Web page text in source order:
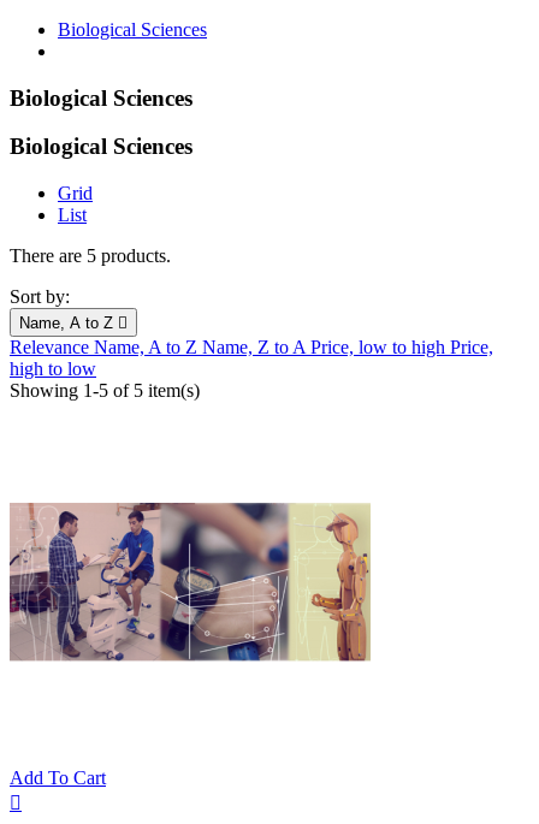
Biological Sciences
Biological Sciences
Biological Sciences
Grid
List
There are 5 products.
Sort by:
Name, A to Z 
Relevance Name, A to Z Name, Z to A Price, low to high Price,
high to low
Showing 1-5 of 5 item(s)
Add To Cart
